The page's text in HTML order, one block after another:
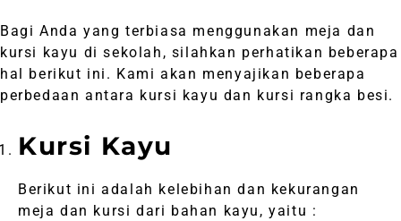
Bagi Anda yang terbiasa menggunakan meja dan
kursi kayu di sekolah, silahkan perhatikan beberapa
hal berikut ini. Kami akan menyajikan beberapa
perbedaan antara kursi kayu dan kursi rangka besi.
Kursi Kayu
Berikut ini adalah kelebihan dan kekurangan
meja dan kursi dari bahan kayu, yaitu :